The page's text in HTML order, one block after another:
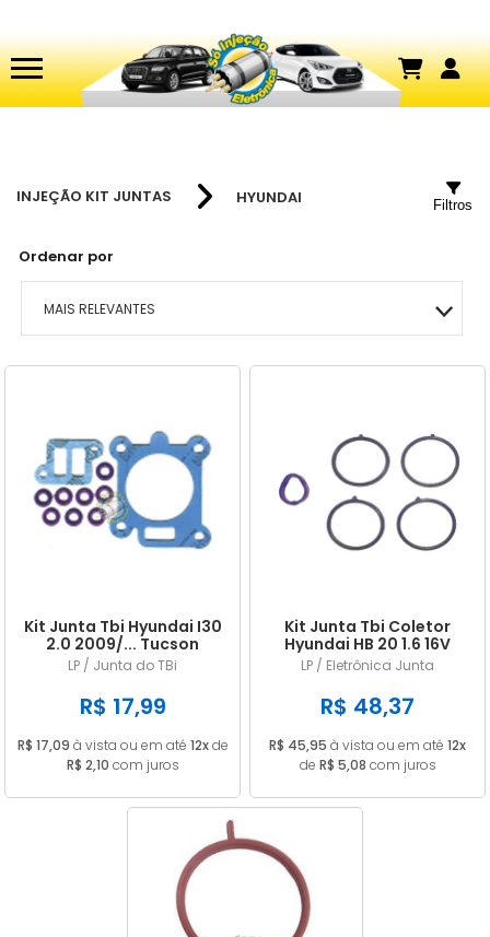
INJEÇÃO KIT JUNTAS HYUNDAI
Ordenar por
MAIS RELEVANTES
MAIS VENDIDOS
MAIOR PREÇO
A - Z
Filtros
Kit Junta Tbi Hyundai I30
2.0 2009/... Tucson
2005/... em diante
LP / Junta do TBi
R$ 17,99
R$ 17,09 à vista ou em até 12xde
R$ 2,10 com juros
Kit Junta Tbi Coletor
Hyundai HB 20 1.6 16V
LP / Eletrônica Junta
R$ 48,37
R$ 45,95 à vista ou em até 12x
de R$ 5,08 com juros